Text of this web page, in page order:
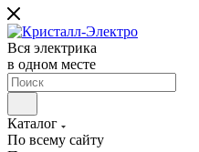
Вся электрика
в одном месте
Каталог
По всему сайту